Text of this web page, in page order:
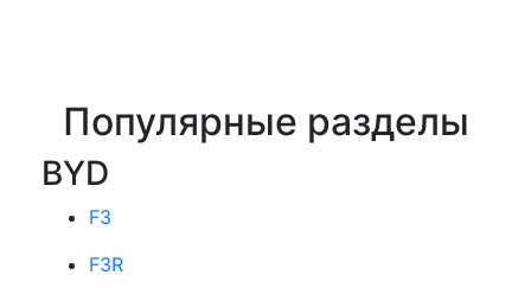
Популярные разделы
BYD
F3
F3R